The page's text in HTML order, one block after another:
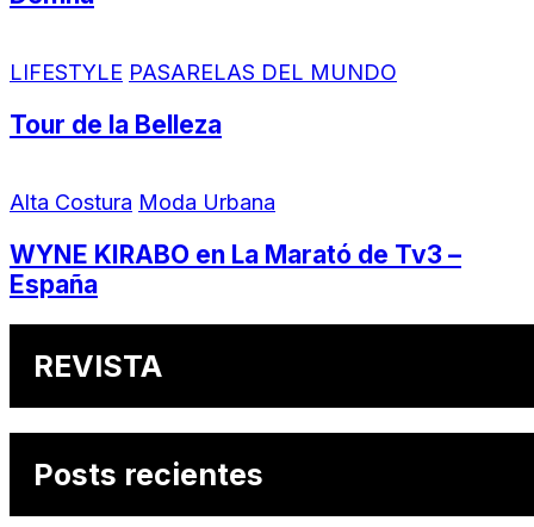
LIFESTYLE PASARELAS DEL MUNDO
Tour de la Belleza
Alta Costura Moda Urbana
WYNE KIRABO en La Marató de Tv3 –
España
REVISTA
Posts recientes